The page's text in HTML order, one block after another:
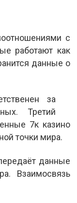
с
работают как
данные о
за
Третий
7к казино
точки мира.
данные
Взаимосвязь